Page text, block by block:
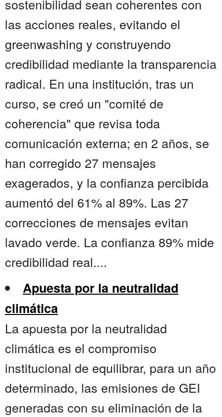
sostenibilidad sean coherentes con
las acciones reales, evitando el
greenwashing y construyendo
credibilidad mediante la transparencia
radical. En una institución, tras un
curso, se creó un "comité de
coherencia" que revisa toda
comunicación externa; en 2 años, se
han corregido 27 mensajes
exagerados, y la confianza percibida
aumentó del 61% al 89%. Las 27
correcciones de mensajes evitan
lavado verde. La confianza 89% mide
credibilidad real....
Apuesta por la neutralidad
climática
La apuesta por la neutralidad
climática es el compromiso
institucional de equilibrar, para un año
determinado, las emisiones de GEI
generadas con su eliminación de la